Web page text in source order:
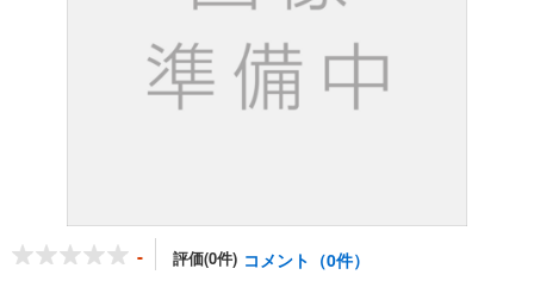
- 評価(0件) コメント（0件）